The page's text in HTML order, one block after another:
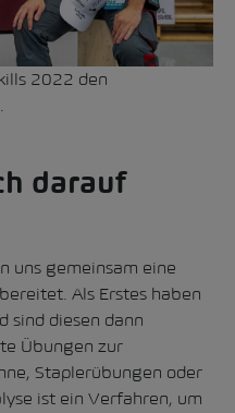
2022 den
darauf
uns gemeinsam eine
Als Erstes haben
sind diesen dann
Übungen zur
Staplerübungen oder
ist ein Verfahren, um